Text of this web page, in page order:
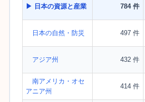
▶ 日本の資源と産業 784 件
日本の自然・防災 497 件
アジア州 432 件
南アメリカ・オセ
アニア州
414 件